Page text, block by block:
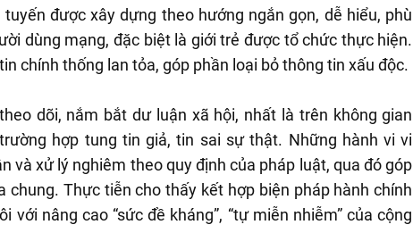
được xây dựng theo hướng ngắn gọn, dễ hiểu, phù
dùng mạng, đặc biệt là giới trẻ được tổ chức thực hiện.
chính thống lan tỏa, góp phần loại bỏ thông tin xấu độc.
dõi, nắm bắt dư luận xã hội, nhất là trên không gian
hợp tung tin giả, tin sai sự thật. Những hành vi vi
và xử lý nghiêm theo quy định của pháp luật, qua đó góp
chung. Thực tiễn cho thấy kết hợp biện pháp hành chính
với nâng cao “sức đề kháng”, “tự miễn nhiễm” của cộng